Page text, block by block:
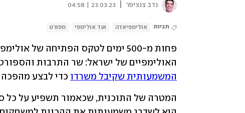
נדב צנציפר 23.03.23 | 04:58
תגיות אולימפיאדה ועד אולימפי ספורט
האולימפיים של ישראל: שר התרבות
המשמעותית שקיבל משרדו כדי לבצע